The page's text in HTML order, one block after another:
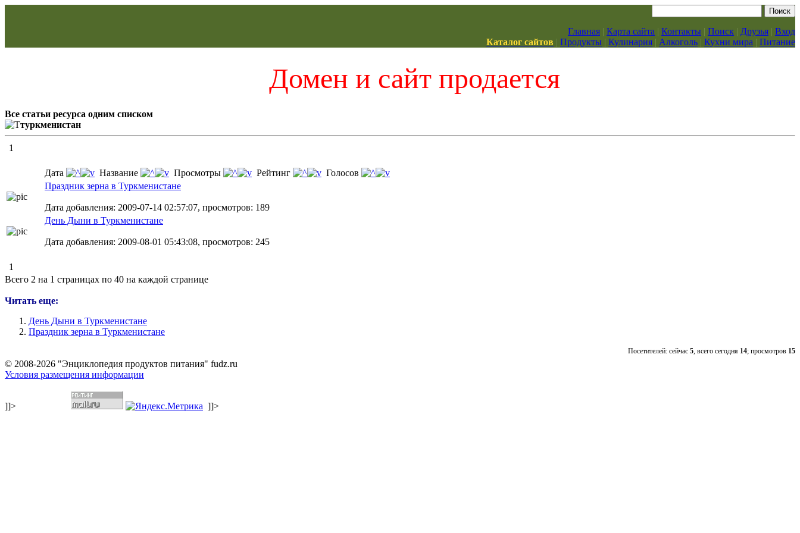
Главная | Карта сайта | Контакты | Поиск | Друзья | Вход
Каталог сайтов | Продукты | Кулинария | Алкоголь | Кухни мира | Питание
Домен и сайт продается
Все статьи ресурса одним списком
туркменистан
1
Дата Название Просмотры Рейтинг
Голосов
Праздник зерна в Туркменистане
Дата добавления: 2009-07-14 02:57:07, просмотров: 189
День Дыни в Туркменистане
Дата добавления: 2009-08-01 05:43:08, просмотров: 245
1
Всего 2 на 1 страницах по 40 на каждой странице
Читать еще:
День Дыни в Туркменистане
Праздник зерна в Туркменистане
Посетителей: сейчас 5, всего сегодня 14; просмотров 15
© 2008-2026 "Энциклопедия продуктов питания" fudz.ru
Условия размещения информации
]]> ]]>